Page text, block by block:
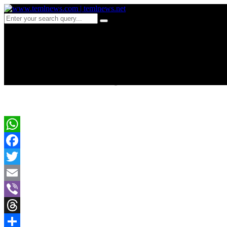
WhatsApp
Facebook
Twitter
Email
Viber
Threads